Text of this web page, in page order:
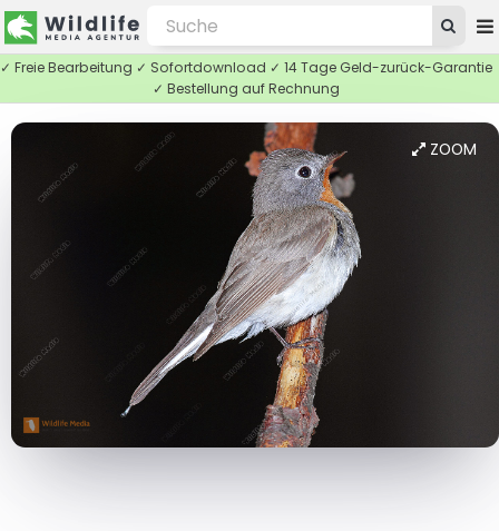
✓ Freie Bearbeitung ✓ Sofortdownload ✓ 14 Tage Geld-zurück-Garantie
✓ Bestellung auf Rechnung
ZOOM